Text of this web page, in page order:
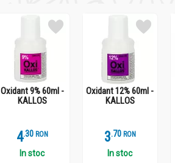
Vopsea par Colors_8n_60ml - KALLOS
Provitamina B5 şi extract de plante.
Recomandari
Vopsea par Colors_8n_60ml - KALLOS
Oxidant 9% 60ml -
KALLOS
4.3 RON
In stoc
Oxidant 12% 60ml -
KALLOS
3.7 RON
In stoc